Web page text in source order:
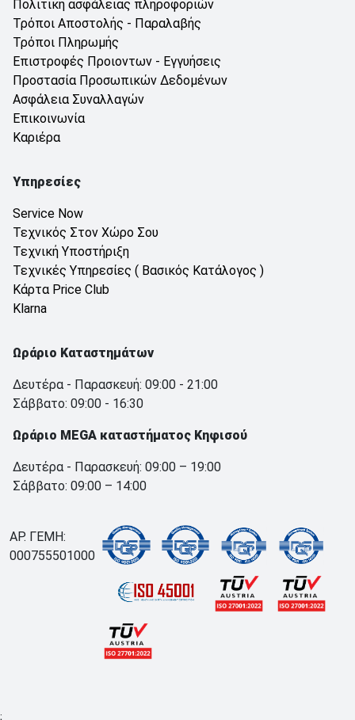
Πολιτική ασφάλειας πληροφοριών
Τρόποι Αποστολής - Παραλαβής
Τρόποι Πληρωμής
Επιστροφές Προιοντων - Εγγυήσεις
Προστασία Προσωπικών Δεδομένων
Ασφάλεια Συναλλαγών
Επικοινωνία
Καριέρα
Υπηρεσίες
Service Now
Τεχνικός Στον Χώρο Σου
Τεχνική Υποστήριξη
Τεχνικές Υπηρεσίες ( Βασικός Κατάλογος )
Κάρτα Price Club
Klarna
Ωράριο Καταστημάτων
Δευτέρα - Παρασκευή: 09:00 - 21:00
Σάββατο: 09:00 - 16:30
Ωράριο MEGA καταστήματος Κηφισού
Δευτέρα - Παρασκευή: 09:00 – 19:00
Σάββατο: 09:00 – 14:00
ΑΡ. ΓΕΜΗ:
000755501000